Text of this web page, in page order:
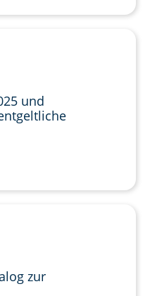
und
zur